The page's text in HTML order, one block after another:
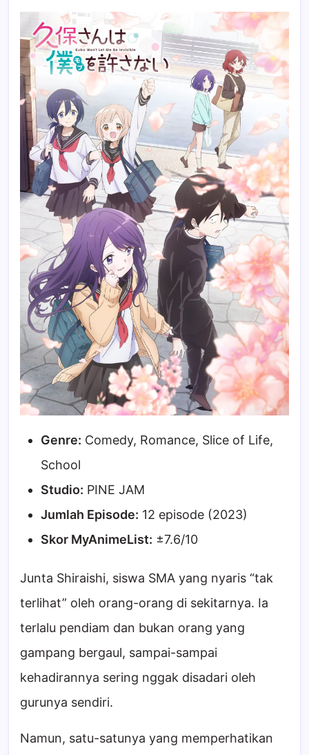
Genre: Comedy, Romance, Slice of Life,
School
Studio: PINE JAM
Jumlah Episode: 12 episode (2023)
Skor MyAnimeList: ±7.6/10
Junta Shiraishi, siswa SMA yang nyaris “tak
terlihat” oleh orang-orang di sekitarnya. Ia
terlalu pendiam dan bukan orang yang
gampang bergaul, sampai-sampai
kehadirannya sering nggak disadari oleh
gurunya sendiri.
Namun, satu-satunya yang memperhatikan